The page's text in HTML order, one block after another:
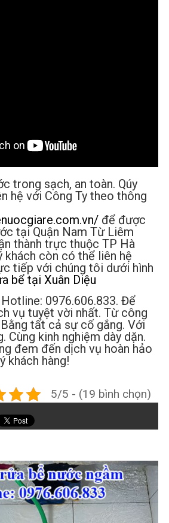
trong sạch, an toàn. Qúy
hệ với Công Ty theo thông
để được
tại Quận Nam Từ Liêm
thành trực thuộc TP Hà
khách còn có thể liên hệ
tiếp với chúng tôi dưới hình
bể tại Xuân Diệu
0976.606.833. Để
vụ tuyệt vời nhất. Từ công
tất cả sự cố gắng. Với
Cùng kinh nghiệm dày dặn.
đem đến dịch vụ hoàn hảo
khách hàng!
5/5 - (19 bình chọn)